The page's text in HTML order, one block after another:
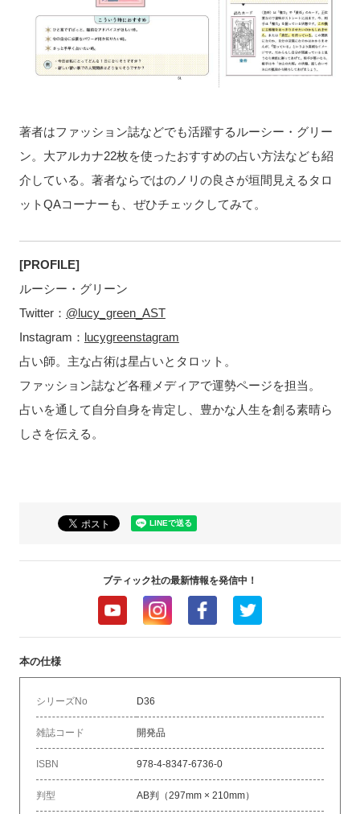
著者はファッション誌などでも活躍するルーシー・グリー
ン。大アルカナ22枚を使ったおすすめの占い方法なども紹
介している。著者ならではのノリの良さが垣間見えるタロ
ットQAコーナーも、ぜひチェックしてみて。
[PROFILE]
ルーシー・グリーン
Twitter： @lucy_green_AST
Instagram： lucygreenstagram
占い師。主な占術は星占いとタロット。
ファッション誌など各種メディアで運勢ページを担当。
占いを通して自分自身を肯定し、豊かな人生を創る素晴ら
しさを伝える。
ブティック社の最新情報を発信中！
本の仕様
シリーズNo D36
雑誌コード 開発品
ISBN 978-4-8347-6736-0
判型 AB判（297mm × 210mm）